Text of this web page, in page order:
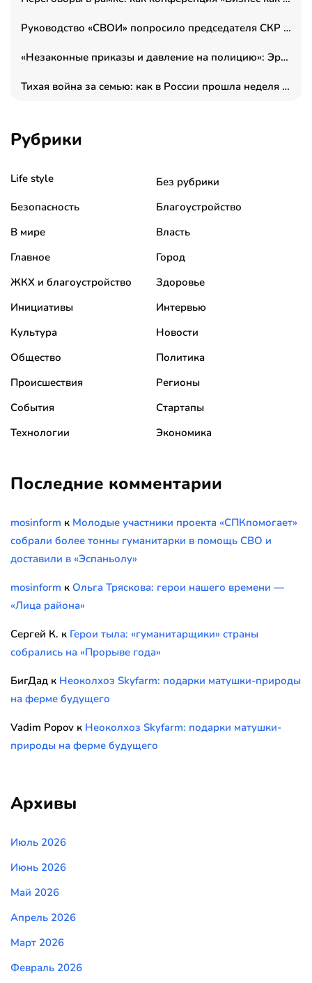
Руководство «СВОИ» попросило председателя СКР дать правовую оценку обысков в тыловом штабе
«Незаконные приказы и давление на полицию»: Эрнеста Султанова задержали у посольства Израиля во время одиночного пикета
Тихая война за семью: как в России прошла неделя правовой помощи
Рубрики
Life style
Без рубрики
Безопасность
Благоустройство
В мире
Власть
Главное
Город
ЖКХ и благоустройство
Здоровье
Инициативы
Интервью
Культура
Новости
Общество
Политика
Происшествия
Регионы
События
Стартапы
Технологии
Экономика
Последние комментарии
mosinform к Молодые участники проекта «СПКпомогает»
собрали более тонны гуманитарки в помощь СВО и
доставили в «Эспаньолу»
mosinform к Ольга Тряскова: герои нашего времени —
«Лица района»
Сергей К. к Герои тыла: «гуманитарщики» страны
собрались на «Прорыве года»
БигДад к Неоколхоз Skyfarm: подарки матушки-природы
на ферме будущего
Vadim Popov к Неоколхоз Skyfarm: подарки матушки-
природы на ферме будущего
Архивы
Июль 2026
Июнь 2026
Май 2026
Апрель 2026
Март 2026
Февраль 2026